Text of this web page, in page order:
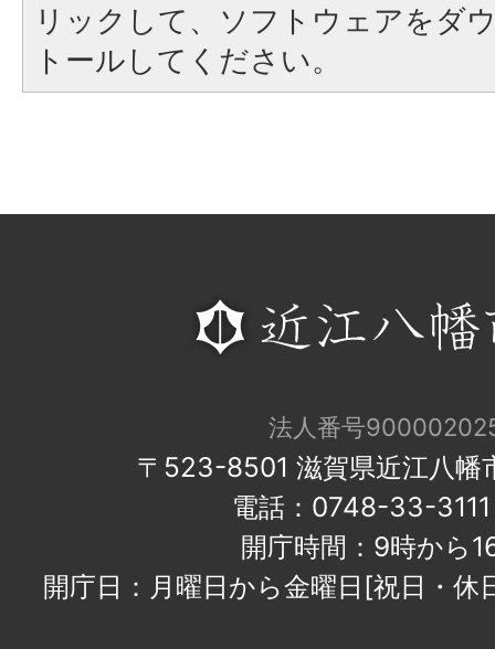
リックして、ソフトウェアをダ
トールしてください。
法人番号
〒523-8501 滋賀県近江八幡
電話：0748-33-
開庁時間：9時から
開庁日：月曜日から金曜日[祝日・